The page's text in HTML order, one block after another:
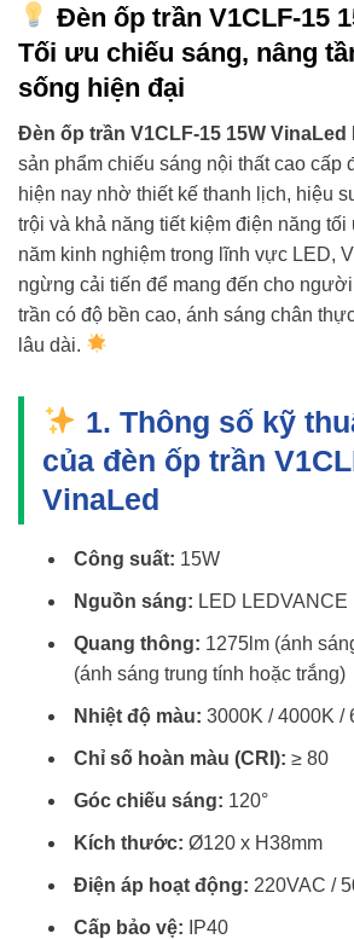
Đèn ốp trần V1CLF-15
Tối ưu chiếu sáng, nâng
sống hiện đại
Đèn ốp trần V1CLF-15 15W VinaLed
sản phẩm chiếu sáng nội thất cao cấp
hiện nay nhờ thiết kế thanh lịch, hiệu
trội và khả năng tiết kiệm điện năng
năm kinh nghiệm trong lĩnh vực LED,
ngừng cải tiến để mang đến cho
trần có độ bền cao, ánh sáng chân
lâu dài.
1. Thông số kỹ
của đèn ốp trần
VinaLed
Công suất: 15W
Nguồn sáng: LED LEDVANCE
Quang thông: 1275lm (ánh
(ánh sáng trung tính hoặc trắng)
Nhiệt độ màu: 3000K / 4000K /
Chỉ số hoàn màu (CRI): ≥ 80
Góc chiếu sáng: 120°
Kích thước: Ø120 x H38mm
Điện áp hoạt động: 220VAC /
Cấp bảo vệ: IP40